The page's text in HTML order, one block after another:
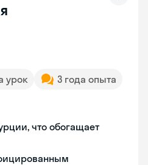
урок
3 года опыта
что обогащает